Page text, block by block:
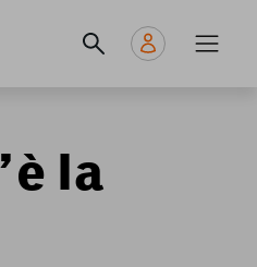
la